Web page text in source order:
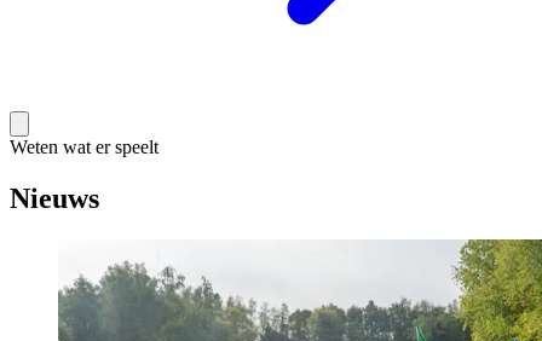
Weten wat er speelt
Nieuws